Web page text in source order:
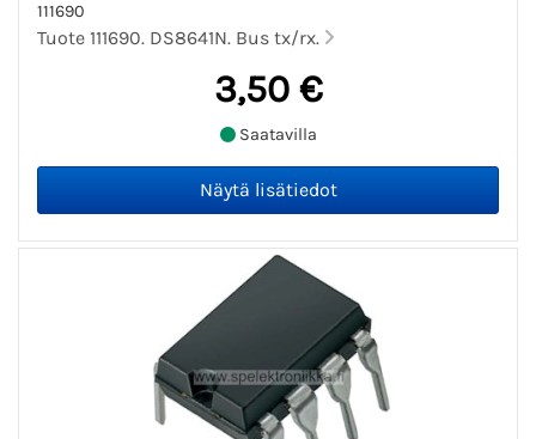
111690
Tuote 111690. DS8641N. Bus tx/rx.
3,50 €
Saatavilla